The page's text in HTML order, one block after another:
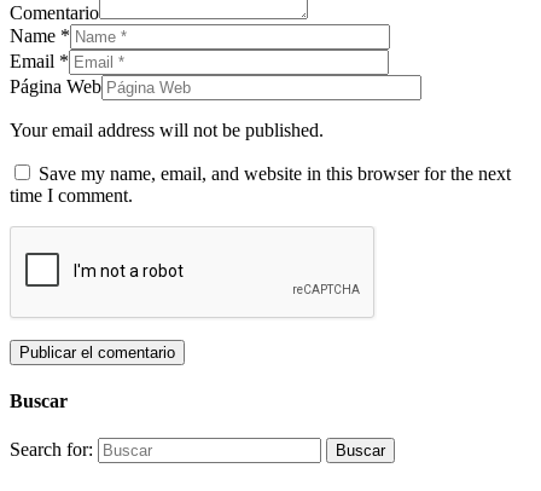
Comentario
Name *
Email *
Página Web
Your email address will not be published.
Save my name, email, and website in this browser for the next
time I comment.
Buscar
Search for: